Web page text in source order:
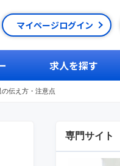
マイページログイン
求人を探す
伝え方・注意点
専門サイト